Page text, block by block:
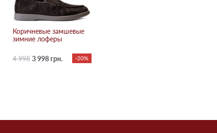
Коричневые замшевые
зимние лоферы
4 998 3 998 грн. -20%